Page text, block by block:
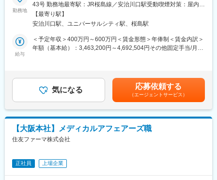
す。
＊社長含め、役職名に関わらず“さん”付けで呼び合います。
＊離職率が低く、定年まで勤務する方が多いです。
年功序列ではなく、ご本人の努力が評価に反映されます。入社
後1年間は「仮格付け期間」となります。期間終了後、能力や成果
■同社の特徴：
1948年の設立以来、合成化学を中核技術として、医薬品原薬・中
間体、健康食品、化粧品の有効成分の製造・販売を行っていま
す。特に、アミノ酸・ペプチド合成の最先端を走っており、世界
が待つ『医薬品の有効成分＝原薬』を有機合成技術でカタチにし
ています。フロー合成等の先端技術を駆使し、医薬品開発のあら
ゆるステージを一貫して対応できるサービス力が持ち味です。武
大手企業様と取引を行っており、顧客基盤は安定しています。
の仕様変更の検討や、膨大な生産を効率よく進めるための製造自
動化・機械化を日々行っています。
■当社の魅力：
◇風通しの良さ
社内にはアナログ・Web両方の意見箱があり、年次や役職に関係
につながっています。
「まずやってみる」を大切にしており、若手でも新しい業務や改
善プロジェクトに挑戦できるため、日々の仕事を通じて着実にス
く、将来のキャリアや身につけたいスキル、挑戦したい業務につ
いて直接相談できます。
◇成長を続ける企業
当社グループ売上高は約470億円、従業員数は約1,450名規模へ成
勤務地
43号 勤務地最寄駅：JR桜島線／安治川口駅受動喫煙対策：屋内全
面禁煙変更の範囲：会社の定める事業所
【最寄り駅】
安治川口駅、ユニバーサルシティ駅、桜島駅
給与
＜予定年収＞400万円～600万円＜賃金形態＞年俸制＜賃金内訳＞
年額（基本給）：3,463,200円～4,692,504円その他固定手当/月：
給）年収500万：基本給336,150円、住宅手当45,000円、超過勤務
手当35,767円（みなし時間12.25時間分）これまでのご経験を考
慮して決定させていただきます。みなし時間を超過した分は別途
残業代として支給賃金はあくまでも目安の金額であり、選考を通
じて上下する可能性があります。月給(月額)は固定手当を含めた表
記です。
気になる 応募依頼する
（エージェントサービス）
【大阪本社】メディカルアフェアーズ職
住友ファーマ株式会社
正社員 上場企業